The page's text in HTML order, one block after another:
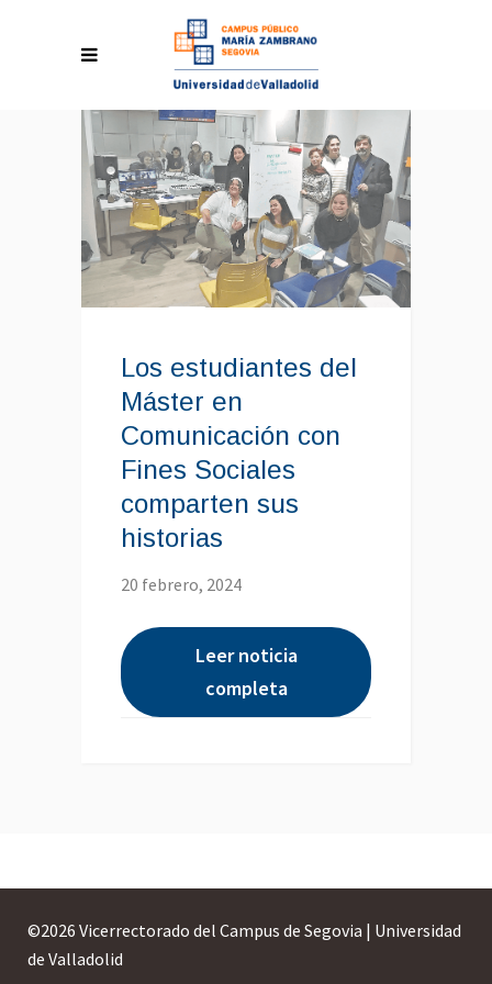
Los estudiantes del
Máster en
Comunicación con
Fines Sociales
comparten sus
historias
20 febrero, 2024
Leer noticia
completa
©2026 Vicerrectorado del Campus de Segovia | Universidad
de Valladolid